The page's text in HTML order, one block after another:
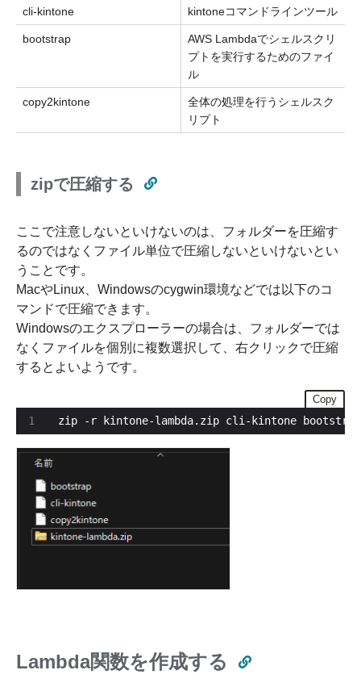
cli-kintone kintoneコマンドラインツール
bootstrap
AWS Lambdaでシェルスクリ
プトを実行するためのファイ
ル
copy2kintone
全体の処理を行うシェルスク
リプト
zipで圧縮する
ここで注意しないといけないのは、フォルダーを圧縮す
るのではなくファイル単位で圧縮しないといけないとい
うことです。
MacやLinux、Windowsのcygwin環境などでは以下のコ
マンドで圧縮できます。
Windowsのエクスプローラーの場合は、フォルダーでは
なくファイルを個別に複数選択して、右クリックで圧縮
するとよいようです。
Copy
zip -r kintone-lambda.zip cli-kintone bootstrap
Lambda関数を作成する